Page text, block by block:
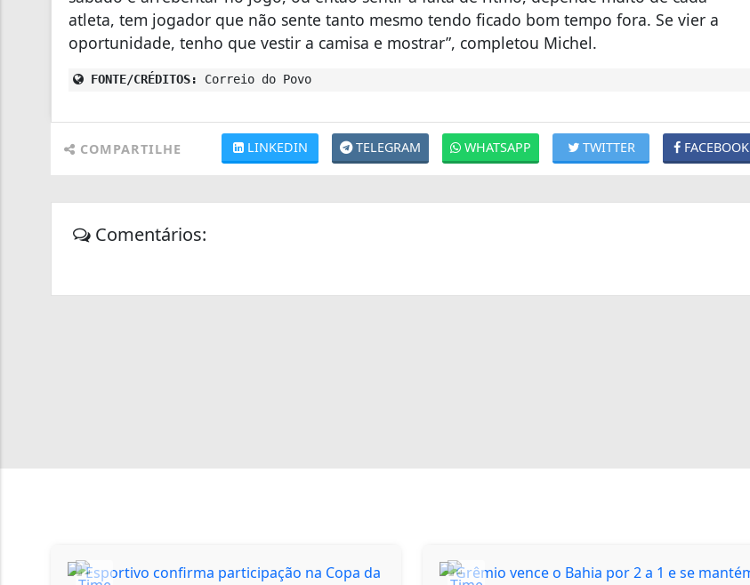
atleta, tem jogador que não sente tanto mesmo tendo ficado bom tempo fora. Se vier a
oportunidade, tenho que vestir a camisa e mostrar”, completou Michel.
FONTE/CRÉDITOS: Correio do Povo
COMPARTILHE FACEBOOK
TWITTER
WHATSAPP
TELEGRAM
LINKEDIN
Comentários: